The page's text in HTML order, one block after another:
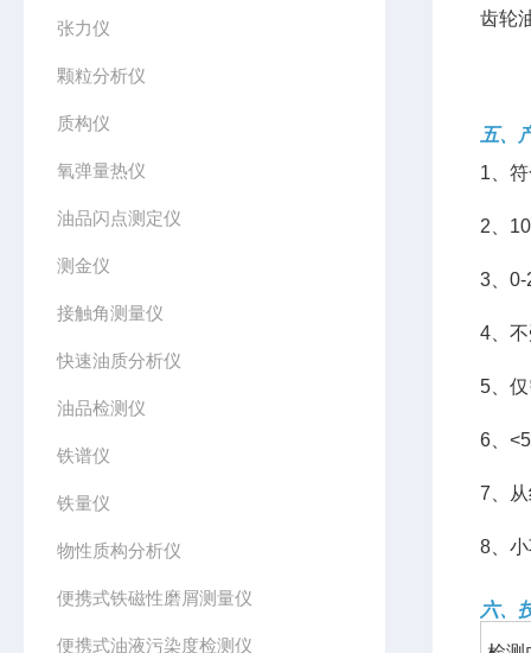
张力仪
颗粒分析仪
质构仪
氧弹量热仪
油品闪点测定仪
测金仪
接触角测量仪
快速油质分析仪
油品检测仪
铁谱仪
铁量仪
物性质构分析仪
便携式铁磁性磨屑测量仪
便携式油液污染度检测仪
⻮轮
五、
1、
2、
3、0-
4、
5、
6、
7、
8、
六、